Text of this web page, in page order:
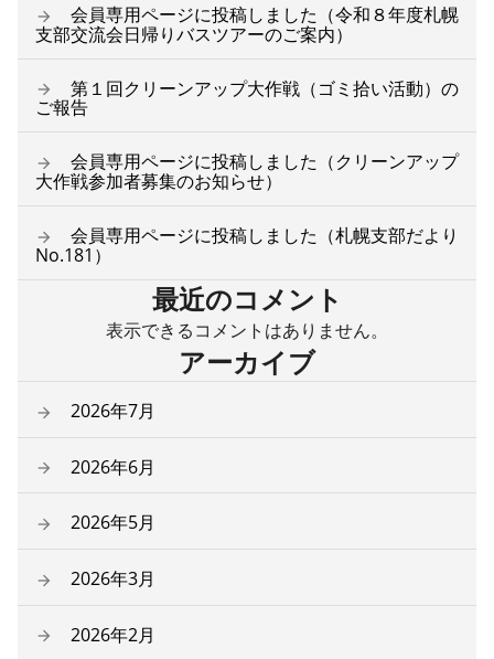
会員専用ページに投稿しました（令和８年度札幌
支部交流会日帰りバスツアーのご案内）
第１回クリーンアップ大作戦（ゴミ拾い活動）の
ご報告
会員専用ページに投稿しました（クリーンアップ
大作戦参加者募集のお知らせ）
会員専用ページに投稿しました（札幌支部だより
No.181）
最近のコメント
表示できるコメントはありません。
アーカイブ
2026年7月
2026年6月
2026年5月
2026年3月
2026年2月